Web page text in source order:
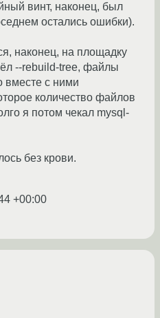
винт, наконец, был
остались ошибки).
наконец, на площадку
--rebuild-tree, файлы
вместе с ними
количество файлов
я потом чекал mysql-
без крови.
+00:00